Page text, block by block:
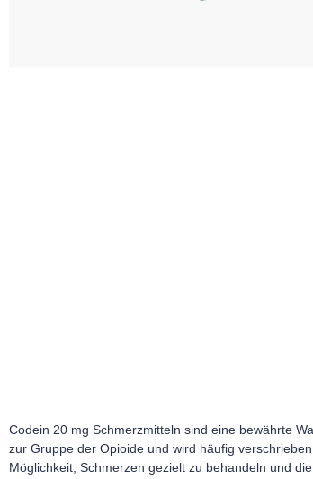
Codein 20 mg Schmerzmitteln sind eine bewährte
zur Gruppe der Opioide und wird häufig
Möglichkeit, Schmerzen gezielt zu behandeln und